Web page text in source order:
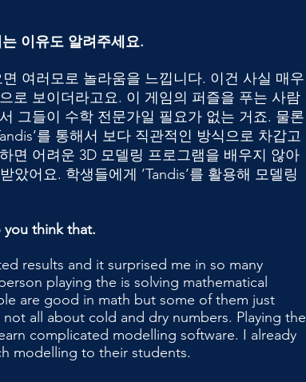
이유도 알려주세요.
여러모로 놀라움을 느낍니다. 이건 사실 매우
로 보이더라고요. 이 게임의 퍼즐을 푸는 사람
그들이 수학 전문가일 필요가 없는 거죠. 물론
를 통해서 보다 직관적인 방식으로 차갑고
면 어려운 3D 모델링 프로그램을 배우지 않아
어요. 학생들에게 ’Tandis’를 활용해 모델링
you think that.
results and it surprised me in so many
playing the is solving mathematical
are good in math but some of them just
all about cold and dry numbers. Playing the
complicated modelling software. I already
modelling to their students.